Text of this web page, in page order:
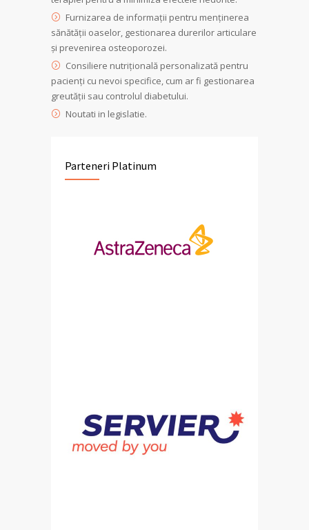
Furnizarea de informații pentru menținerea
sănătății oaselor, gestionarea durerilor articulare
și prevenirea osteoporozei.
Consiliere nutrițională personalizată pentru
pacienți cu nevoi specifice, cum ar fi gestionarea
greutății sau controlul diabetului.
Noutati in legislatie.
Parteneri Platinum